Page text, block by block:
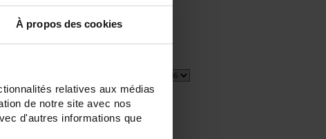
À propos des cookies
relatives aux médias
de notre site avec nos
d'autres informations que